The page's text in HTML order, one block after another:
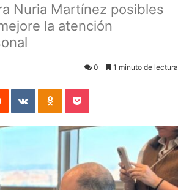
Nuria Martínez posibles
la atención
0 1 minuto de lectura
Reddit VKontakte